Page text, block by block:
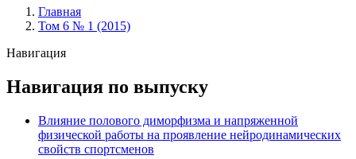
Главная
Том 6 № 1 (2015)
Навигация
Навигация по выпуску
Влияние полового диморфизма и напряженной
физической работы на проявление нейродинамических
свойств спортсменов